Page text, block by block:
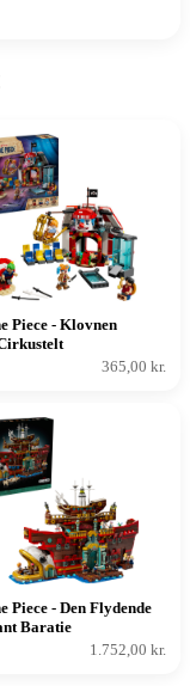
Piece - Klovnen
365,00 kr.
Piece - Den Flydende
Baratie
1.752,00 kr.